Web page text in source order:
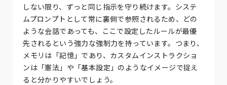
しない限り、ずっと同じ指示を守り続けます。システ
ムプロンプトとして常に裏側で参照されるため、どの
ような会話であっても、ここで設定したルールが最優
先されるという強力な強制力を持っています。つまり、
メモリは「記憶」であり、カスタムインストラクショ
ンは「憲法」や「基本設定」のようなイメージで捉え
ると分かりやすいでしょう。